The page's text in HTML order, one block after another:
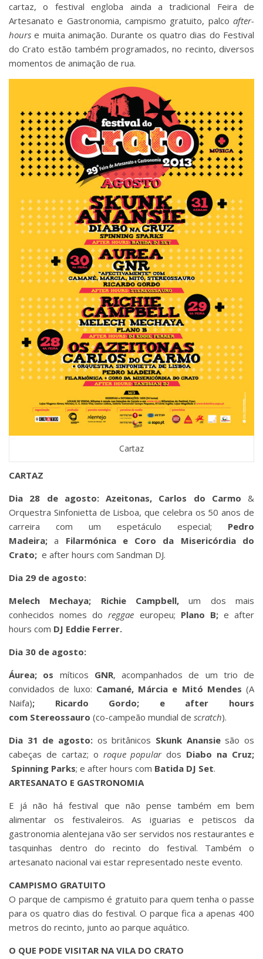
cartaz, o festival engloba ainda a tradicional Feira de
Artesanato e Gastronomia, campismo gratuito, palco after-
hourse muita animação. Durante os quatro dias do Festival
do Crato estão também programados, no recinto, diversos
momentos de animação de rua.
Cartaz
CARTAZ
Dia 28 de agosto: Azeitonas, Carlos do Carmo &
Orquestra Sinfonietta de Lisboa, que celebra os 50 anos de
carreira com um espetáculo especial; Pedro
Madeira;a Filarmónica e Coro da Misericórdia do
Crato; e after hours com Sandman DJ.
Dia 29 de agosto:
Melech Mechaya; Richie Campbell, um dos mais
conhecidos nomes doreggae europeu; Plano B; e after
hours com DJ Eddie Ferrer.
Dia 30 de agosto:
Áurea; os míticos GNR, acompanhados de um trio de
convidados de luxo: Camané, Márcia e Mitó Mendes (A
Naifa); Ricardo Gordo; e after hours
com Stereossauro (co-campeão mundial de scratch).
Dia 31 de agosto: os britânicos Skunk Anansiesão os
cabeças de cartaz; o roque populardos Diabo na Cruz;
Spinning Parks; e after hours com Batida DJ Set.
ARTESANATO E GASTRONOMIA
E já não há festival que não pense também em bem
alimentar os festivaleiros. As iguarias e petiscos da
gastronomia alentejana vão ser servidos nos restaurantes e
tasquinhas dentro do recinto do festival. Também o
artesanato nacional vai estar representado neste evento.
CAMPISMO GRATUITO
O parque de campismo é gratuito para quem tenha o passe
para os quatro dias do festival. O parque fica a apenas 400
metros do recinto, junto ao parque aquático.
O QUE PODE VISITAR NA VILA DO CRATO